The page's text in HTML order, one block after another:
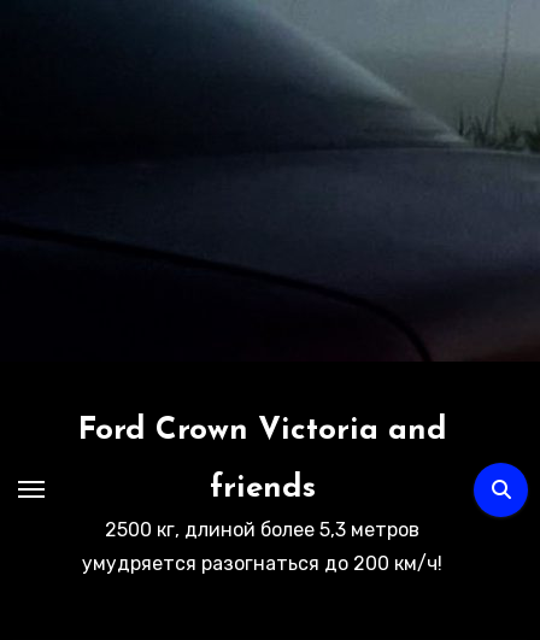
Ford Crown Victoria and
friends
2500 кг, длиной более 5,3 метров
умудряется разогнаться до 200 км/ч!